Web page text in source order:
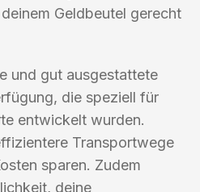
Geldbeutel gerecht
und gut ausgestattete
die speziell für
entwickelt wurden.
Transportwege
sparen. Zudem
deine